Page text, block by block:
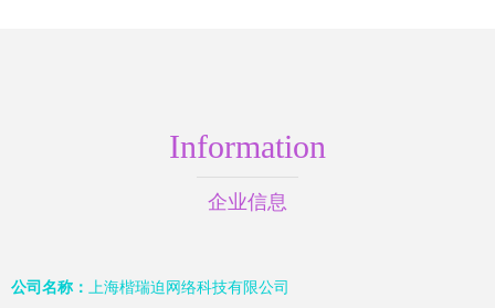
Information
企业信息
公司名称：
上海楷瑞迫网络科技有限公司